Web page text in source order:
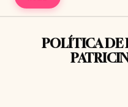
POLÍTICA DE